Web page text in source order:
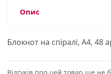
Опис
Блокнот на спiралi, А4, 48